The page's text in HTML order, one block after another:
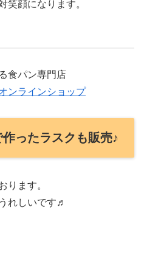
笑顔になります。
食パン専門店
ンラインショップ
ったラスクも販売♪
ります。
れしいです♬